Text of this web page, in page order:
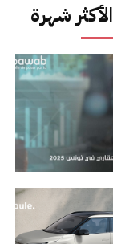
الأكثر شهرة